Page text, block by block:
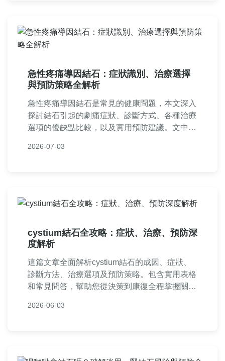
症狀還是尋求治療，這篇指南都能提供有價值的
資訊。
急性疼痛導因結石：症狀識別、治療選擇
與預防策略全解析
急性疼痛導因結石是常見的健康問題，本文深入
探討結石引起的劇痛症狀、診斷方式、各種治療
選項的優缺點比較，以及實用預防建議。文中包
速恢復，並避免復發。適合所有受結石困擾的讀
2026-07-03
cystium結石全攻略：症狀、治療、預防深
度解析
這篇文章全面解析cystium結石的成因、症狀、
診斷方法、治療選項及預防策略。包含實用表格
和常見問答，幫助您從決策到康復全程掌握關鍵
2026-06-03